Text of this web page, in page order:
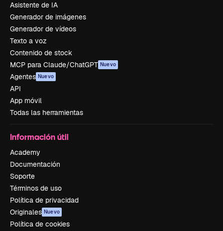
Asistente de IA
Generador de imágenes
Generador de vídeos
Texto a voz
Contenido de stock
MCP para Claude/ChatGPT Nuevo
Agentes Nuevo
API
App móvil
Todas las herramientas
Información útil
Academy
Documentación
Soporte
Términos de uso
Política de privacidad
Originales Nuevo
Política de cookies